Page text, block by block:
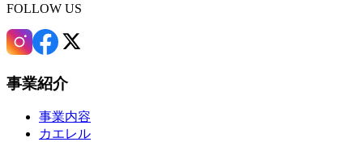
FOLLOW US
事業紹介
事業内容
カエレル